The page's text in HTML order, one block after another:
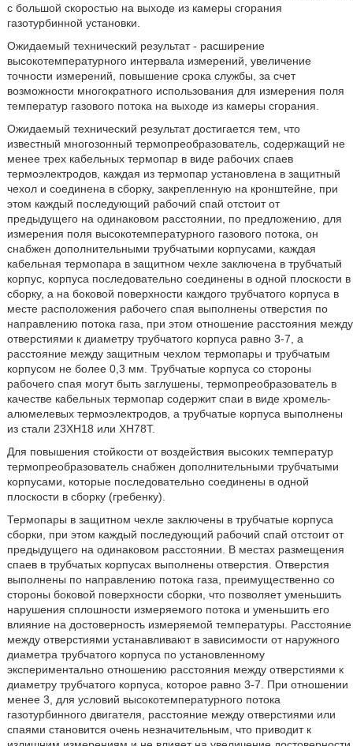
с большой скоростью на выходе из камеры сгорания
газотурбинной установки.
Ожидаемый технический результат - расширение
высокотемпературного интервала измерений, увеличение
точности измерений, повышение срока службы, за счет
возможности многократного использования для измерения поля
температур газового потока на выходе из камеры сгорания.
Ожидаемый технический результат достигается тем, что
известный многозонный термопреобразователь, содержащий не
менее трех кабельных термопар в виде рабочих спаев
термоэлектродов, каждая из термопар установлена в защитный
чехол и соединена в сборку, закрепленную на кронштейне, при
этом каждый последующий рабочий спай отстоит от
предыдущего на одинаковом расстоянии, по предложению, для
измерения поля высокотемпературного газового потока, он
снабжен дополнительными трубчатыми корпусами, каждая
кабельная термопара в защитном чехле заключена в трубчатый
корпус, корпуса последовательно соединены в одной плоскости в
сборку, а на боковой поверхности каждого трубчатого корпуса в
месте расположения рабочего спая выполнены отверстия по
направлению потока газа, при этом отношение расстояния между
отверстиями к диаметру трубчатого корпуса равно 3-7, а
расстояние между защитным чехлом термопары и трубчатым
корпусом не более 0,3 мм. Трубчатые корпуса со стороны
рабочего спая могут быть заглушены, термопреобразователь в
качестве кабельных термопар содержит спаи в виде хромель-
алюмелевых термоэлектродов, а трубчатые корпуса выполнены
из стали 23ХН18 или ХН78Т.
Для повышения стойкости от воздействия высоких температур
термопреобразователь снабжен дополнительными трубчатыми
корпусами, которые последовательно соединены в одной
плоскости в сборку (гребенку).
Термопары в защитном чехле заключены в трубчатые корпуса
сборки, при этом каждый последующий рабочий спай отстоит от
предыдущего на одинаковом расстоянии. В местах размещения
спаев в трубчатых корпусах выполнены отверстия. Отверстия
выполнены по направлению потока газа, преимущественно со
стороны боковой поверхности сборки, что позволяет уменьшить
нарушения сплошности измеряемого потока и уменьшить его
влияние на достоверность измеряемой температуры. Расстояние
между отверстиями устанавливают в зависимости от наружного
диаметра трубчатого корпуса по установленному
экспериментально отношению расстояния между отверстиями к
диаметру трубчатого корпуса, которое равно 3-7. При отношении
менее 3, для условий высокотемпературного потока
газотурбинного двигателя, расстояние между отверстиями или
спаями становится очень незначительным, что приводит к